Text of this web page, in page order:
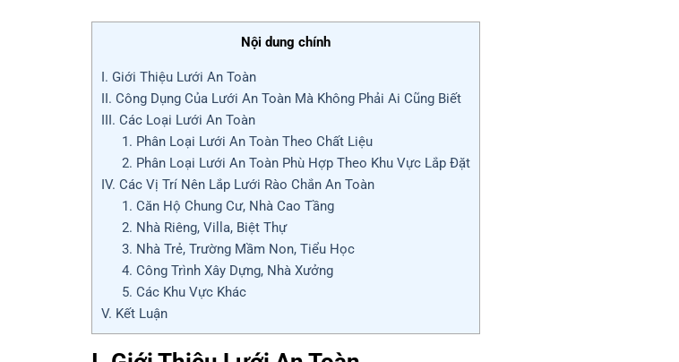
Nội dung chính
I. Giới Thiệu Lưới An Toàn
II. Công Dụng Của Lưới An Toàn Mà Không Phải Ai Cũng Biết
III. Các Loại Lưới An Toàn
1. Phân Loại Lưới An Toàn Theo Chất Liệu
2. Phân Loại Lưới An Toàn Phù Hợp Theo Khu Vực Lắp Đặt
IV. Các Vị Trí Nên Lắp Lưới Rào Chắn An Toàn
1. Căn Hộ Chung Cư, Nhà Cao Tầng
2. Nhà Riêng, Villa, Biệt Thự
3. Nhà Trẻ, Trường Mầm Non, Tiểu Học
4. Công Trình Xây Dựng, Nhà Xưởng
5. Các Khu Vực Khác
V. Kết Luận